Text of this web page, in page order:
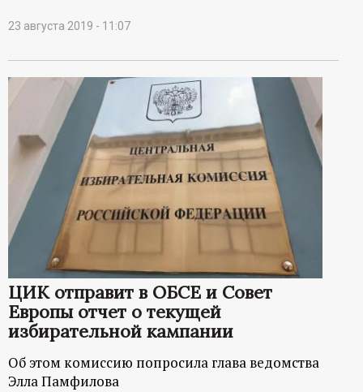
23 августа 2019 - 11:07
ЦИК отправит в ОБСЕ и Совет
Европы отчет о текущей
избирательной кампании
Об этом комиссию попросила глава ведомства
Элла Памфилова